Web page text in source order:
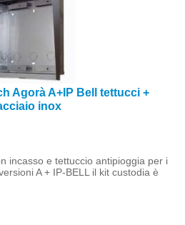
Agorà A+IP Bell tettucci +
inox
incasso e tettuccio antipioggia per i
A + IP-BELL il kit custodia è